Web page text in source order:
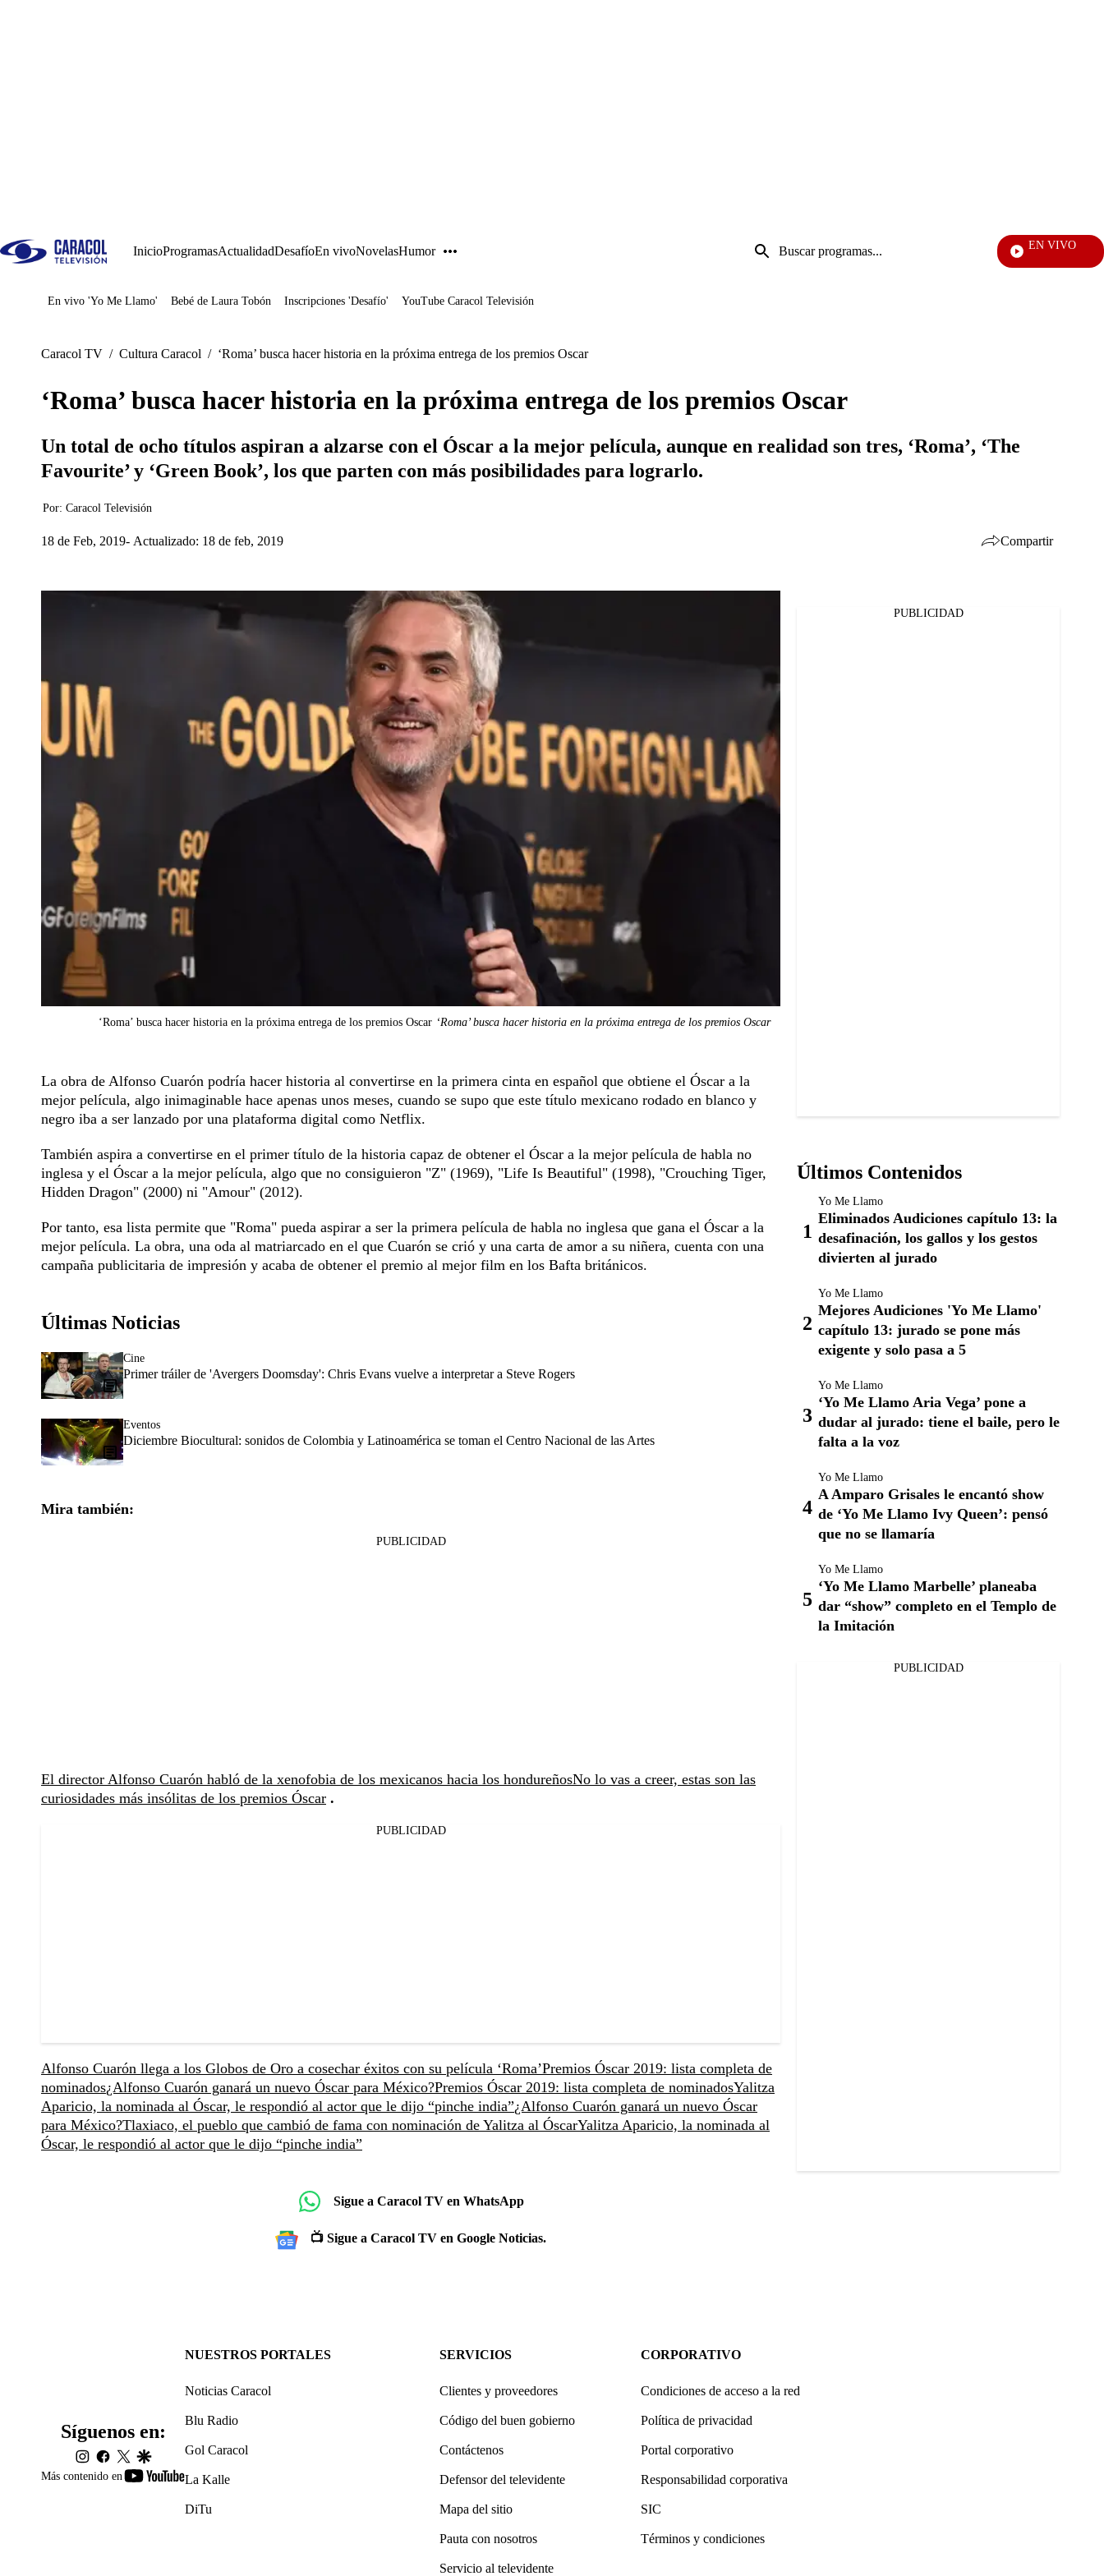
InicioProgramasActualidadDesafíoEn vivoNovelasHumor
Entrada
de
EN VIVO
Juegos
En vivo 'Yo Me Llamo' Bebé de Laura Tobón Inscripciones 'Desafío' YouTube Caracol Televisión
Caracol TV / Cultura Caracol / ‘Roma’ busca hacer historia en la próxima entrega de los premios Oscar
‘Roma’ busca hacer historia en la próxima entrega de los premios Oscar
Un total de ocho títulos aspiran a alzarse con el Óscar a la mejor película, aunque en realidad son tres, ‘Roma’, ‘The
Favourite’ y ‘Green Book’, los que parten con más posibilidades para lograrlo.
Por: Caracol Televisión
18 de Feb, 2019 Actualizado: 18 de feb, 2019 Compartir
‘Roma’ busca hacer historia en la próxima entrega de los premios Oscar ‘Roma’ busca hacer historia en la próxima entrega de los premios Oscar
La obra de Alfonso Cuarón podría hacer historia al convertirse en la primera cinta en español que obtiene el Óscar a la
mejor película, algo inimaginable hace apenas unos meses, cuando se supo que este título mexicano rodado en blanco y
negro iba a ser lanzado por una plataforma digital como Netflix.
También aspira a convertirse en el primer título de la historia capaz de obtener el Óscar a la mejor película de habla no
inglesa y el Óscar a la mejor película, algo que no consiguieron "Z" (1969), "Life Is Beautiful" (1998), "Crouching Tiger,
Hidden Dragon" (2000) ni "Amour" (2012).
Por tanto, esa lista permite que "Roma" pueda aspirar a ser la primera película de habla no inglesa que gana el Óscar a la
mejor película. La obra, una oda al matriarcado en el que Cuarón se crió y una carta de amor a su niñera, cuenta con una
campaña publicitaria de impresión y acaba de obtener el premio al mejor film en los Bafta británicos.
Últimas Noticias
Cine
Primer tráiler de 'Avergers Doomsday': Chris Evans vuelve a interpretar a Steve Rogers
Eventos
Diciembre Biocultural: sonidos de Colombia y Latinoamérica se toman el Centro Nacional de las Artes
Mira también:
PUBLICIDAD
El director Alfonso Cuarón habló de la xenofobia de los mexicanos hacia los hondureñosNo lo vas a creer, estas son las
curiosidades más insólitas de los premios Óscar .
PUBLICIDAD
Alfonso Cuarón llega a los Globos de Oro a cosechar éxitos con su película ‘Roma’Premios Óscar 2019: lista completa de
nominados¿Alfonso Cuarón ganará un nuevo Óscar para México?Premios Óscar 2019: lista completa de nominadosYalitza
Aparicio, la nominada al Óscar, le respondió al actor que le dijo “pinche india”¿Alfonso Cuarón ganará un nuevo Óscar
para México?Tlaxiaco, el pueblo que cambió de fama con nominación de Yalitza al ÓscarYalitza Aparicio, la nominada al
Óscar, le respondió al actor que le dijo “pinche india”
Sigue a Caracol TV en WhatsApp
📺 Sigue a Caracol TV en Google Noticias.
PUBLICIDAD
Últimos Contenidos
Yo Me Llamo
Eliminados Audiciones capítulo 13: la
desafinación, los gallos y los gestos
divierten al jurado
Yo Me Llamo
Mejores Audiciones 'Yo Me Llamo'
capítulo 13: jurado se pone más
exigente y solo pasa a 5
Yo Me Llamo
‘Yo Me Llamo Aria Vega’ pone a
dudar al jurado: tiene el baile, pero le
falta a la voz
Yo Me Llamo
A Amparo Grisales le encantó show
de ‘Yo Me Llamo Ivy Queen’: pensó
que no se llamaría
Yo Me Llamo
‘Yo Me Llamo Marbelle’ planeaba
dar “show” completo en el Templo de
la Imitación
PUBLICIDAD
Más contenido en
youtube-
Síguenos en:
instagram
facebook
twittergoogle
NUESTROS PORTALES
Noticias Caracol
Blu Radio
Gol Caracol
La Kalle
DiTu
SERVICIOS
Clientes y proveedores
Código del buen gobierno
Contáctenos
Defensor del televidente
Mapa del sitio
Pauta con nosotros
Servicio al televidente
CORPORATIVO
Condiciones de acceso a la red
Política de privacidad
Portal corporativo
Responsabilidad corporativa
SIC
Términos y condiciones